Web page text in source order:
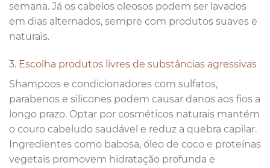
semana. Já os cabelos oleosos podem ser lavados
em dias alternados, sempre com produtos suaves e
naturais.
3. Escolha produtos livres de substâncias agressivas
Shampoos e condicionadores com sulfatos,
parabenos e silicones podem causar danos aos fios a
longo prazo. Optar por cosméticos naturais mantém
o couro cabeludo saudável e reduz a quebra capilar.
Ingredientes como babosa, óleo de coco e proteínas
vegetais promovem hidratação profunda e